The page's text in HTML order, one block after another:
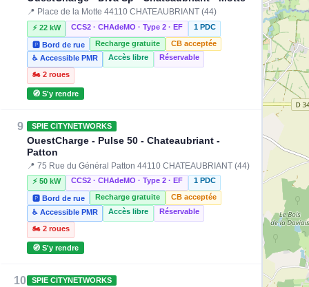
📍 Place de la Motte 44110 CHATEAUBRIANT (44)
⚡ 22 kW CCS2 · CHAdeMO · Type 2 · EF 1 PDC
🅿️ Bord de rue Recharge gratuite
CB acceptée
♿ Accessible PMR
Accès libre Réservable
🏍️ 2 roues
🧭 S'y rendre
9 SPIE CITYNETWORKS
OuestCharge - Pulse 50 - Chateaubriant -
Patton
📍 75 Rue du Général Patton 44110 CHATEAUBRIANT (44)
⚡ 50 kW CCS2 · CHAdeMO · Type 2 · EF 1 PDC
🅿️ Bord de rue Recharge gratuite
CB acceptée
♿ Accessible PMR
Accès libre Réservable
🏍️ 2 roues
🧭 S'y rendre
10 SPIE CITYNETWORKS